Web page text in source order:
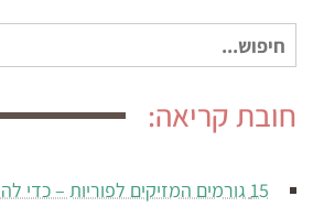
חיפוש
עבור:
חובת קריאה:
15 גורמים המזיקים לפוריות – כדי